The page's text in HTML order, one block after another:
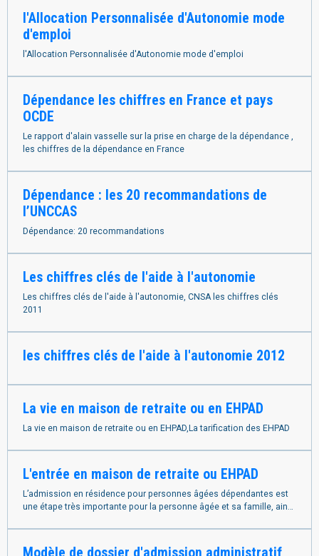
l'Allocation Personnalisée d'Autonomie mode
d'emploi
l'Allocation Personnalisée d'Autonomie mode d'emploi
Dépendance les chiffres en France et pays
OCDE
Le rapport d'alain vasselle sur la prise en charge de la dépendance ,
les chiffres de la dépendance en France
Dépendance : les 20 recommandations de
l’UNCCAS
Dépendance: 20 recommandations
Les chiffres clés de l'aide à l'autonomie
Les chiffres clés de l'aide à l'autonomie, CNSA les chiffres clés
2011
les chiffres clés de l'aide à l'autonomie 2012
La vie en maison de retraite ou en EHPAD
La vie en maison de retraite ou en EHPAD,La tarification des EHPAD
L'entrée en maison de retraite ou EHPAD
L’admission en résidence pour personnes âgées dépendantes est
une étape très importante pour la personne âgée et sa famille, ainsi